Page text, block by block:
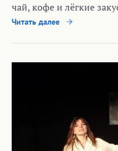
чай, кофе и лёгкие
Читать далее